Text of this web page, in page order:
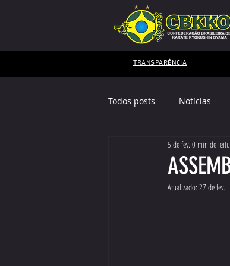
TRANSPARÊNCIA
Todos posts Notícias
Mestres Kyokushin
5 de fev. 0 min de
Atualizado: 27 de fev.